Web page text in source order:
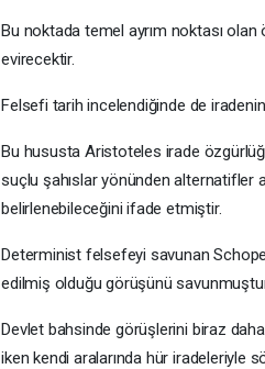
Bu noktada temel ayrım noktası olan
evirecektir.
Felsefi tarih incelendiğinde de iradenin
Bu hususta Aristoteles irade
suçlu şahıslar yönünden alternatifler
belirlenebileceğini ifade etmiştir.
Determinist felsefeyi savunan
edilmiş olduğu görüşünü
Devlet bahsinde görüşlerini biraz
iken kendi aralarında hür iradeleriyle